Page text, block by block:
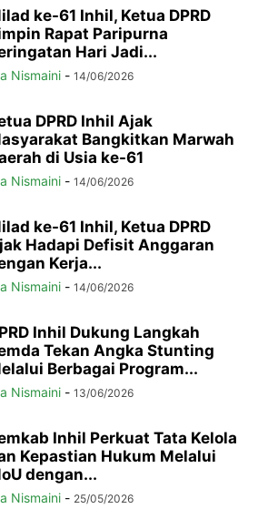
ke-61 Inhil, Ketua DPRD
Rapat Paripurna
Hari Jadi...
Nismaini - 14/06/2026
DPRD Inhil Ajak
Bangkitkan Marwah
di Usia ke-61
Nismaini - 14/06/2026
ke-61 Inhil, Ketua DPRD
Hadapi Defisit Anggaran
Kerja...
Nismaini - 14/06/2026
Inhil Dukung Langkah
Tekan Angka Stunting
Berbagai Program...
Nismaini - 13/06/2026
Inhil Perkuat Tata Kelola
Kepastian Hukum Melalui
dengan...
Nismaini - 25/05/2026